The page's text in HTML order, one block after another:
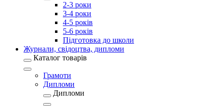
2-3 роки
3-4 роки
4-5 років
5-6 років
Підготовка до школи
Журнали, свідоцтва, дипломи
Каталог товарів
Грамоти
Дипломи
Дипломи